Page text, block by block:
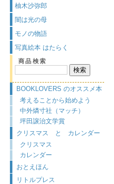
柚木沙弥郎
闇は光の母
モノの物語
写真絵本 はたらく
商品検索
BOOKLOVERS のオススメ本
考えることから始めよう
中外燐寸社（マッチ）
坪田譲治文学賞
クリスマス と カレンダー
クリスマス
カレンダー
おとえほん
リトルプレス